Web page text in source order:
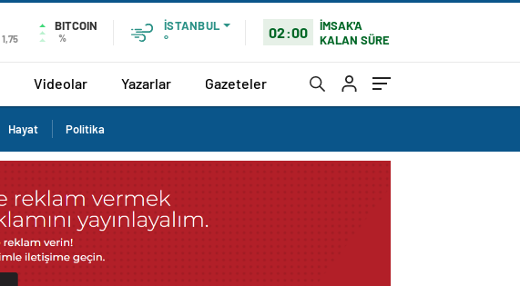
1,75
BITCOIN
%
İSTANBUL
°
02:00
İMSAK'A
KALAN SÜRE
Videolar Yazarlar Gazeteler
Hayat Politika